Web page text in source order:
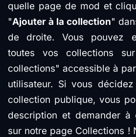
quelle page de mod et
"Ajouter à la collection"
de droite. Vous pouvez
toutes vos collections
collections" accessible à
utilisateur. Si vous
collection publique, vous
description et demander
sur notre page Collections !